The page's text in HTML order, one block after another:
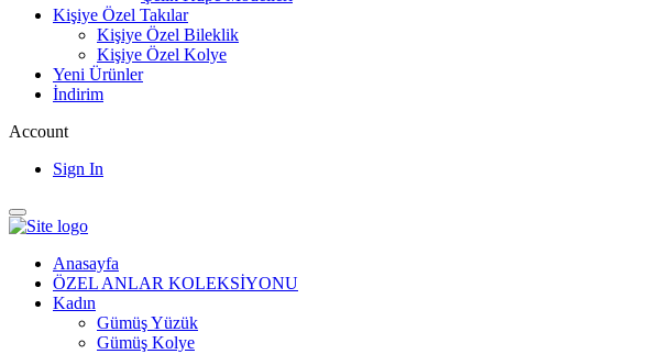
Kişiye Özel Takılar
Kişiye Özel Bileklik
Kişiye Özel Kolye
Yeni Ürünler
İndirim
Account
Sign In
Anasayfa
ÖZEL ANLAR KOLEKSİYONU
Kadın
Gümüş Yüzük
Gümüş Kolye